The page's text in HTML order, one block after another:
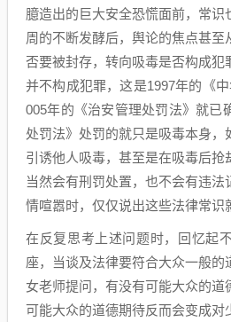
臆造出的巨大安全恐慌面前，常识
周的不断发酵后，舆论的焦点甚至
否要被封存，转向吸毒是否构成犯
并不构成犯罪，这是1997年的《
005年的《治安管理处罚法》就已
处罚法》处罚的就只是吸毒本身，
引诱他人吸毒，甚至是在吸毒后抢
当然会有刑罚处置，也不会有违
情喧嚣时，仅仅说出这些法律常识
在反复思考上述问题时，回忆起
座，当谈及法律要符合大众一般的
女老师提问，有没有可能大众的道
可能大众的道德期待反而会变成对